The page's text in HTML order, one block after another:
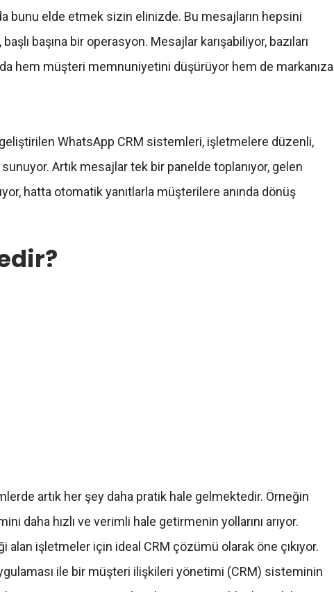
bunu elde etmek sizin elinizde. Bu mesajların hepsini
başına bir operasyon. Mesajlar karışabiliyor, bazıları
hem müşteri memnuniyetini düşürüyor hem de markanıza
WhatsApp CRM sistemleri, işletmelere düzenli,
Artık mesajlar tek bir panelde toplanıyor, gelen
hatta otomatik yanıtlarla müşterilere anında dönüş
artık her şey daha pratik hale gelmektedir. Örneğin
daha hızlı ve verimli hale getirmenin yollarını arıyor.
alan işletmeler için ideal CRM çözümü olarak öne çıkıyor.
ile bir müşteri ilişkileri yönetimi (CRM) sisteminin